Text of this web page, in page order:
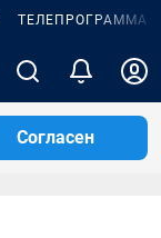
ТЕЛЕПРОГРАММА
Согласен